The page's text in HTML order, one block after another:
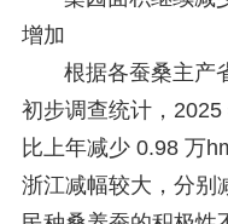
增加
根据各蚕桑主产
初步调查统计，2025
比上年减少 0.98 万
浙江减幅较大，分别